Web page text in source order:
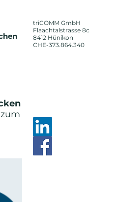
triCOMM GmbH
Flaachtalstrasse 8c
8412 Hünikon
CHE-373.864.340
zum